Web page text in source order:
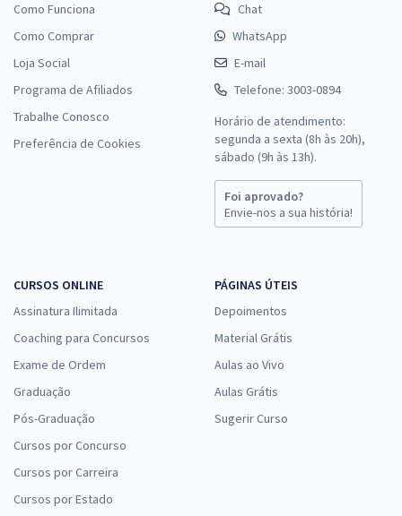
Como Funciona
Como Comprar
Loja Social
Programa de Afiliados
Trabalhe Conosco
Preferência de Cookies
Chat
WhatsApp
E-mail
Telefone: 3003-0894
Horário de atendimento:
segunda a sexta (8h às 20h),
sábado (9h às 13h).
Foi aprovado?
Envie-nos a sua história!
CURSOS ONLINE
Assinatura Ilimitada
Coaching para Concursos
Exame de Ordem
Graduação
Pós-Graduação
Cursos por Concurso
Cursos por Carreira
Cursos por Estado
PÁGINAS ÚTEIS
Depoimentos
Material Grátis
Aulas ao Vivo
Aulas Grátis
Sugerir Curso